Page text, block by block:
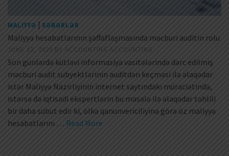
MALIYYƏ | XƏBƏRLƏR
Maliyyə hesabatlarının şəffaflaşmasında məcburi auditin rolu
JUNE 12, 2020 BY ACCOUNTING ACCOUNTING
Son günlərdə kütləvi informasiya vasitələrində dərc edilmiş
məcburi audit subyektlərinin auditdən keçməsi ilə əlaqədar
istər Maliyyə Nazirliyinin internet saytındakı müraciətində,
istərsə də iqtisadi ekspertlərin bu məsələ ilə əlaqədar təhlili
bir daha sübut edir ki, ölkə qanunvericiliyinə görə öz maliyyə
hesabatlarını … Read More